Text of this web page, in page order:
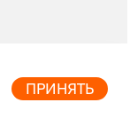
ECO
ПРИНЯТЬ